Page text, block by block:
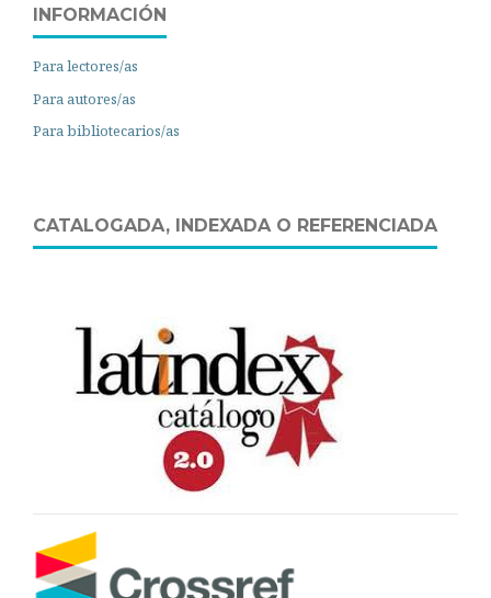
INFORMACIÓN
Para lectores/as
Para autores/as
Para bibliotecarios/as
CATALOGADA, INDEXADA O REFERENCIADA